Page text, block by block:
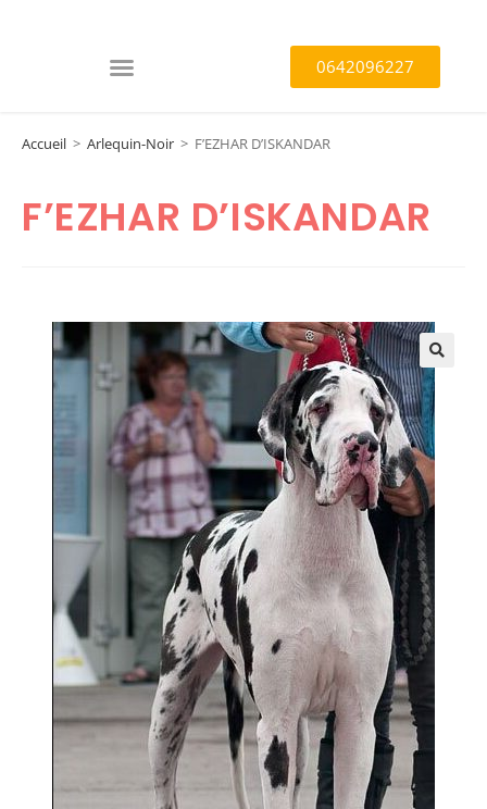
0642096227
Accueil > Arlequin-Noir > F’EZHAR D’ISKANDAR
F’EZHAR D’ISKANDAR
🔍